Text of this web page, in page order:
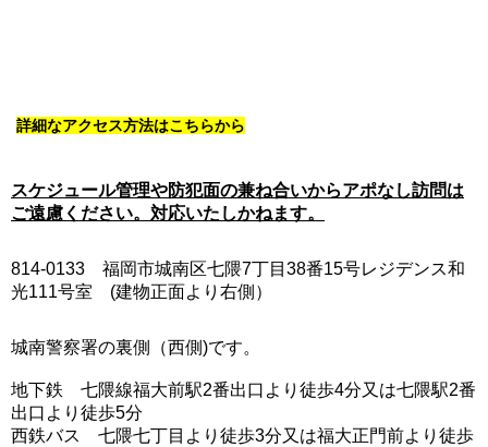
詳細なアクセス方法はこちらから
スケジュール管理や防犯面の兼ね合いからアポなし訪問は
ご遠慮ください。対応いたしかねます。
814-0133 福岡市城南区七隈7丁目38番15号レジデンス和
光111号室 (建物正面より右側）
城南警察署の裏側（西側)です。
地下鉄 七隈線福大前駅2番出口より徒歩4分又は七隈駅2番
出口より徒歩5分
西鉄バス 七隈七丁目より徒歩3分又は福大正門前より徒歩